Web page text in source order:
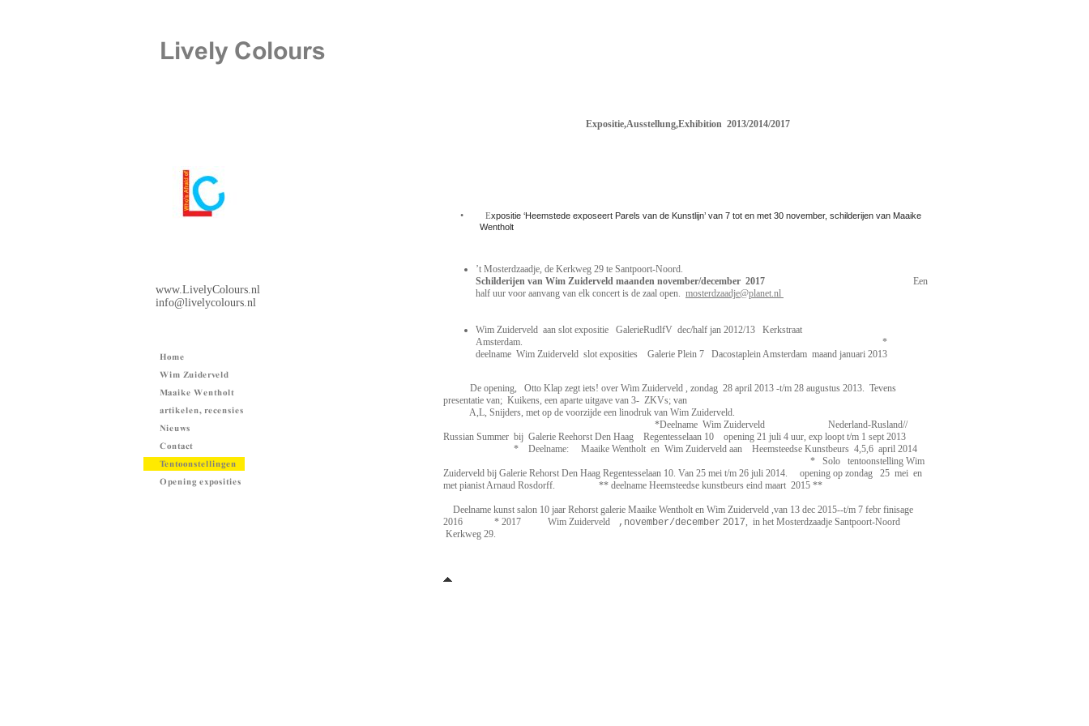
www.LivelyColours.nl
info@livelycolours.nl
Expositie,Ausstellung,Exhibition 2013/2014/2017
• Expositie ‘Heemstede exposeert Parels van de Kunstlijn’ van 7 tot en met 30 november, schilderijen van Maaike
Wentholt
’t Mosterdzaadje, de Kerkweg 29 te Santpoort-Noord.
Schilderijen van Wim Zuiderveld maanden november/december 2017
Een
half uur voor aanvang van elk concert is de zaal open. mosterdzaadje@planet.nl
Wim Zuiderveld aan slot expositie GalerieRudlfV dec/half jan 2012/13 Kerkstraat
Amsterdam. *
deelname Wim Zuiderveld slot exposities Galerie Plein 7 Dacostaplein Amsterdam maand januari 2013
De opening, Otto Klap zegt iets! over Wim Zuiderveld , zondag 28 april 2013 -t/m 28 augustus 2013. Tevens
presentatie van; Kuikens, een aparte uitgave van 3- ZKVs; van
A,L, Snijders, met op de voorzijde een linodruk van Wim Zuiderveld.
*Deelname Wim Zuiderveld Nederland-Rusland//
Russian Summer bij Galerie Reehorst Den Haag Regentesselaan 10 opening 21 juli 4 uur, exp loopt t/m 1 sept 2013
* Deelname: Maaike Wentholt en Wim Zuiderveld aan Heemsteedse Kunstbeurs 4,5,6 april 2014
* Solo tentoonstelling Wim
Zuiderveld bij Galerie Rehorst Den Haag Regentesselaan 10. Van 25 mei t/m 26 juli 2014. opening op zondag 25 mei en
met pianist Arnaud Rosdorff. ** deelname Heemsteedse kunstbeurs eind maart 2015 **
Deelname kunst salon 10 jaar Rehorst galerie Maaike Wentholt en Wim Zuiderveld ,van 13 dec 2015--t/m 7 febr finisage
2016 * 2017
Wim Zuiderveld ,november/december 2017, in het Mosterdzaadje Santpoort-Noord
Kerkweg 29.